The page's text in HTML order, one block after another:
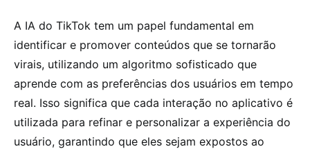
A IA do TikTok tem um papel fundamental em
identificar e promover conteúdos que se tornarão
virais, utilizando um algoritmo sofisticado que
aprende com as preferências dos usuários em tempo
real. Isso significa que cada interação no aplicativo é
utilizada para refinar e personalizar a experiência do
usuário, garantindo que eles sejam expostos ao